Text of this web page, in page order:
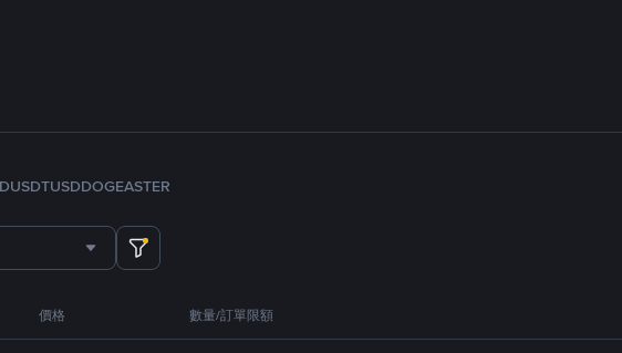
TUSDDOGEASTER
價格 數量/訂單限額